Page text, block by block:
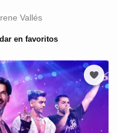
Vallés
en favoritos